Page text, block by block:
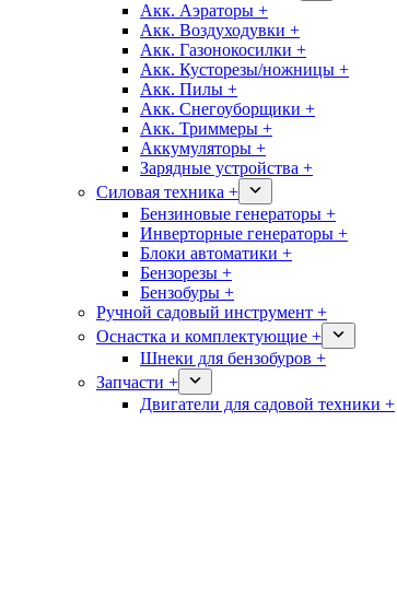
Акк. Аэраторы +
Акк. Воздуходувки +
Акк. Газонокосилки +
Акк. Кусторезы/ножницы +
Акк. Пилы +
Акк. Снегоуборщики +
Акк. Триммеры +
Аккумуляторы +
Зарядные устройства +
Силовая техника +
Бензиновые генераторы +
Инверторные генераторы +
Блоки автоматики +
Бензорезы +
Бензобуры +
Ручной садовый инструмент +
Оснастка и комплектующие +
Шнеки для бензобуров +
Запчасти +
Двигатели для садовой техники +